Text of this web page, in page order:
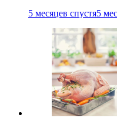
5 месяцев спустя5